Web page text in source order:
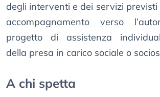
degli interventi e dei servizi previsti
accompagnamento verso
progetto di assistenza
della presa in carico sociale o
A chi spetta